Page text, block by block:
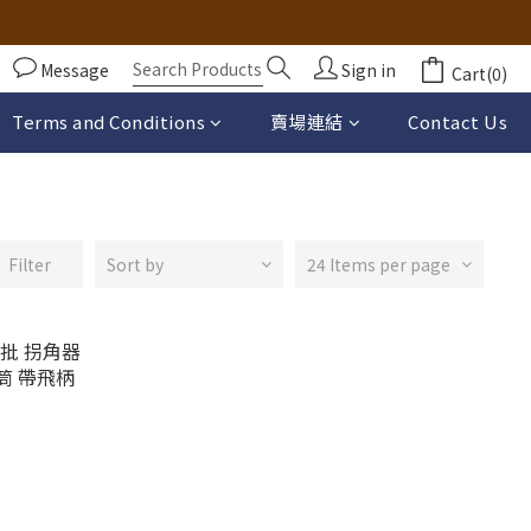
Message Sign in Cart(0)
Terms and Conditions 賣場連結 Contact Us
Filter Sort by 24 Items per page